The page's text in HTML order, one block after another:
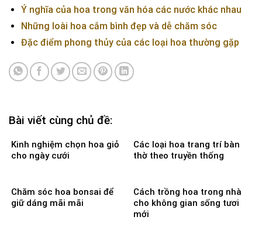
Ý nghĩa của hoa trong văn hóa các nước khác nhau
Những loài hoa cắm bình đẹp và dễ chăm sóc
Đặc điểm phong thủy của các loại hoa thường gặp
Bài viết cùng chủ đề:
Kinh nghiệm chọn hoa giỏ
cho ngày cưới
Các loại hoa trang trí bàn
thờ theo truyền thống
Chăm sóc hoa bonsai để
giữ dáng mãi mãi
Cách trồng hoa trong nhà
cho không gian sống tươi
mới